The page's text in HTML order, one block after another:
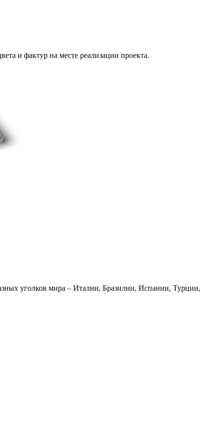
и фактур на месте реализации проекта.
уголков мира – Италии, Бразилии, Испании, Турции,